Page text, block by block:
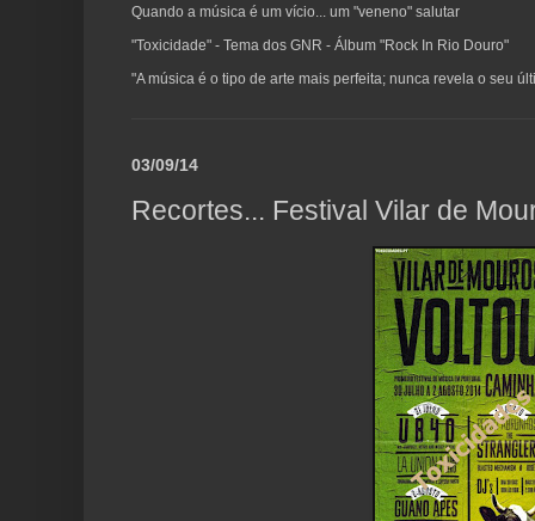
Quando a música é um vício... um "veneno" salutar
"Toxicidade" - Tema dos GNR - Álbum "Rock In Rio Douro"
"A música é o tipo de arte mais perfeita; nunca revela o seu
03/09/14
Recortes... Festival Vilar de